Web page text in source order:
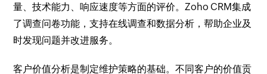
量、技术能力、响应速度等方面的评价。Zoho CRM集成
了调查问卷功能，支持在线调查和数据分析，帮助企业及
时发现问题并改进服务。
客户价值分析是制定维护策略的基础。不同客户的价值贡